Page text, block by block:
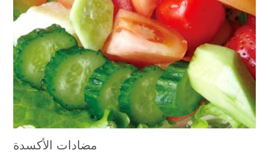
مضادات الأكسدة